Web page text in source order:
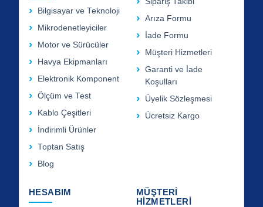
Bilgisayar ve Teknoloji
Mikrodenetleyiciler
Motor ve Sürücüler
Havya Ekipmanları
Elektronik Komponent
Ölçüm ve Test
Kablo Çeşitleri
İndirimli Ürünler
Toptan Satış
Blog
Arıza Formu
İade Formu
Müşteri Hizmetleri
Garanti ve İade
Koşulları
Üyelik Sözleşmesi
Ücretsiz Kargo
HESABIM
MÜŞTERİ
HİZMETLERİ